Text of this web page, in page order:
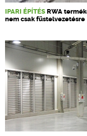
IPARI ÉPÍTÉS RWA
nem csak füstelvezetésre